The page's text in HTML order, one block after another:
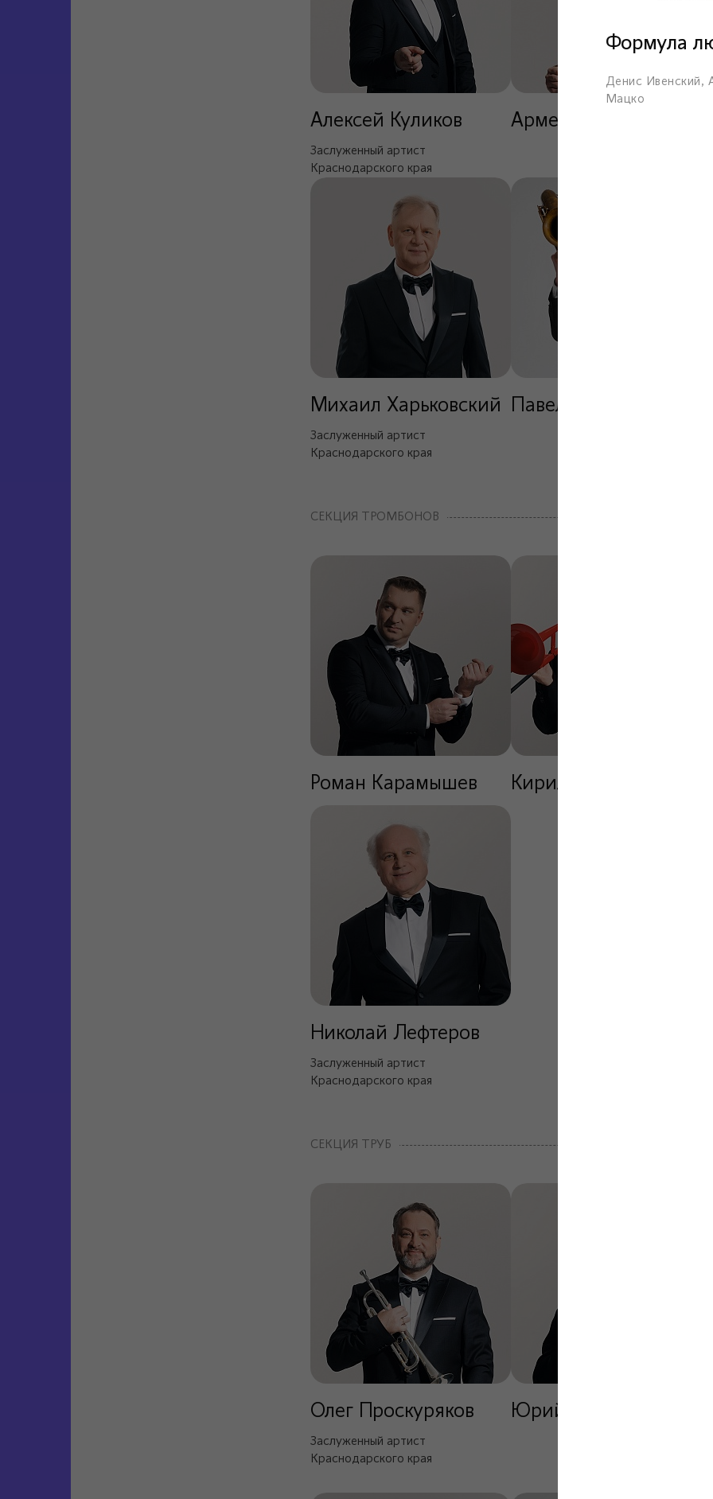
Алексей Куликов
Заслуженный артист
Краснодарского края
Армен Амбарцумян
Михаил Харьковский
Заслуженный артист
Краснодарского края
Павел Капранов
СЕКЦИЯ ТРОМБОНОВ
Роман Карамышев Кирилл Струц
Николай Лефтеров
Заслуженный артист
Краснодарского края
СЕКЦИЯ ТРУБ
Олег Проскуряков
Заслуженный артист
Краснодарского края
Юрий Сабитов
Формула
Денис Ивенский,
Мацко